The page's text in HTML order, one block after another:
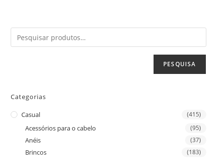
PESQUISA
Categorias
Casual (415)
Acessórios para o cabelo (95)
Anéis (37)
Brincos (183)